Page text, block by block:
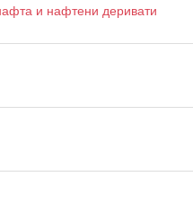
и нафтени деривати